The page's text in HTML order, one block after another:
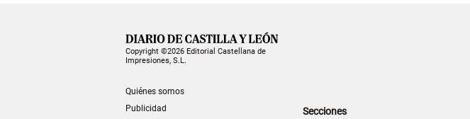
Copyright ©2026 Editorial Castellana de
Impresiones, S.L.
Quiénes somos
Publicidad
Secciones